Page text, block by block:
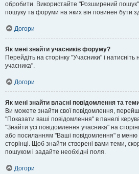
обробити. Використайте "Розширений
пошуку та форуми на яких він повинен бути
Догори
Як мені знайти учасників форуму?
Перейдіть на сторінку "Учасники" і
учасника".
Догори
Як мені знайти власні повідомлення та
Ви можете знайти свої повідомлення,
"Показати ваші повідомлення" в панелі
"Знайти усі повідомлення учасника" на
або посиланням "Ваші повідомлення" в меню
сторінці. Щоб знайти створені вами теми,
пошуком і задайте необхідні поля.
Догори